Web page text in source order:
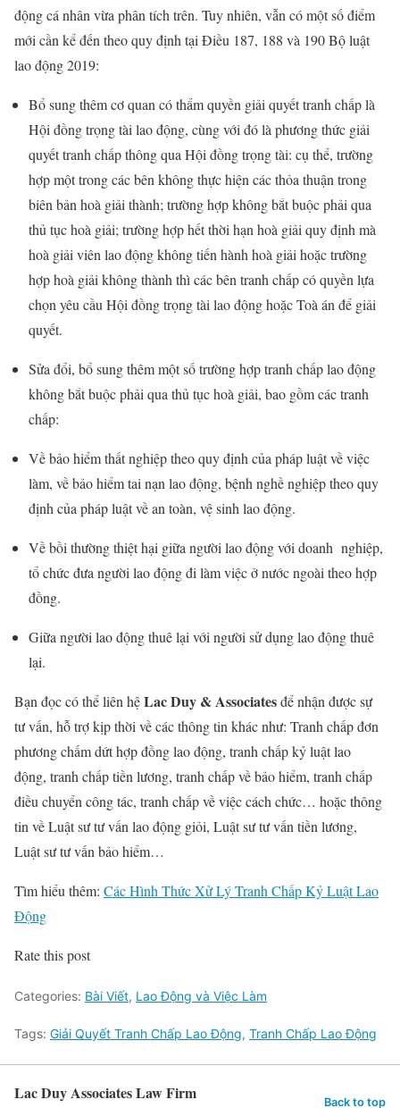
động cá nhân vừa phân tích trên. Tuy nhiên, vẫn có một số điểm
mới cần kể đến theo quy định tại Điều 187, 188 và 190 Bộ luật
lao động 2019:
Bổ sung thêm cơ quan có thẩm quyền giải quyết tranh chấp là
Hội đồng trọng tài lao động, cùng với đó là phương thức giải
quyết tranh chấp thông qua Hội đồng trọng tài: cụ thể, trường
hợp một trong các bên không thực hiện các thỏa thuận trong
biên bản hoà giải thành; trường hợp không bắt buộc phải qua
thủ tục hoà giải; trường hợp hết thời hạn hoà giải quy định mà
hoà giải viên lao động không tiến hành hoà giải hoặc trường
hợp hoà giải không thành thì các bên tranh chấp có quyền lựa
chọn yêu cầu Hội đồng trọng tài lao động hoặc Toà án để giải
quyết.
Sửa đổi, bổ sung thêm một số trường hợp tranh chấp lao động
không bắt buộc phải qua thủ tục hoà giải, bao gồm các tranh
chấp:
Về bảo hiểm thất nghiệp theo quy định của pháp luật về việc
làm, về bảo hiểm tai nạn lao động, bệnh nghề nghiệp theo quy
định của pháp luật về an toàn, vệ sinh lao động.
Về bồi thường thiệt hại giữa người lao động với doanh nghiệp,
tổ chức đưa người lao động đi làm việc ở nước ngoài theo hợp
đồng.
Giữa người lao động thuê lại với người sử dụng lao động thuê
lại.
Bạn đọc có thể liên hệLac Duy & Associatesđể nhận được sự
tư vấn, hỗ trợ kịp thời về các thông tin khác như: Tranh chấp đơn
phương chấm dứt hợp đồng lao động, tranh chấp kỷ luật lao
động, tranh chấp tiền lương, tranh chấp về bảo hiểm, tranh chấp
điều chuyển công tác, tranh chấp về việc cách chức… hoặc thông
tin về Luật sư tư vấn lao động giỏi, Luật sư tư vấn tiền lương,
Luật sư tư vấn bảo hiểm…
Tìm hiểu thêm: Các Hình Thức Xử Lý Tranh Chấp Kỷ Luật Lao
Động
Rate this post
Categories: Bài Viết, Lao Động và Việc Làm
Tags: Giải Quyết Tranh Chấp Lao Động, Tranh Chấp Lao Động
Lac Duy Associates Law Firm Back to top